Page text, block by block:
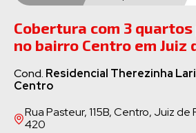
Cobertura com 3
no bairro Centro em Juiz
Cond. Residencial Therezinha
Centro
Rua Pasteur, 115B, Centro, Juiz de
420